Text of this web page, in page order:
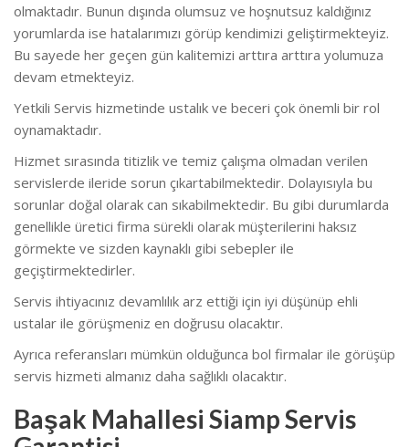
olmaktadır. Bunun dışında olumsuz ve hoşnutsuz kaldığınız
yorumlarda ise hatalarımızı görüp kendimizi geliştirmekteyiz.
Bu sayede her geçen gün kalitemizi arttıra arttıra yolumuza
devam etmekteyiz.
Yetkili Servis hizmetinde ustalık ve beceri çok önemli bir rol
oynamaktadır.
Hizmet sırasında titizlik ve temiz çalışma olmadan verilen
servislerde ileride sorun çıkartabilmektedir. Dolayısıyla bu
sorunlar doğal olarak can sıkabilmektedir. Bu gibi durumlarda
genellikle üretici firma sürekli olarak müşterilerini haksız
görmekte ve sizden kaynaklı gibi sebepler ile
geçiştirmektedirler.
Servis ihtiyacınız devamlılık arz ettiği için iyi düşünüp ehli
ustalar ile görüşmeniz en doğrusu olacaktır.
Ayrıca referansları mümkün olduğunca bol firmalar ile görüşüp
servis hizmeti almanız daha sağlıklı olacaktır.
Başak Mahallesi Siamp Servis